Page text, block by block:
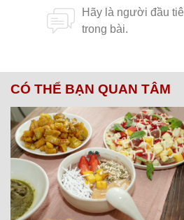
CÓ THỂ BẠN QUAN TÂM